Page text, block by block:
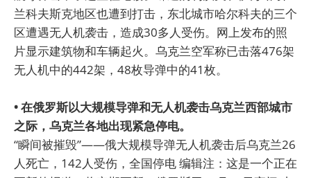
兰科夫斯克地区也遭到打击，东北城市哈尔科夫的三个
区遭遇无人机袭击，造成30多人受伤。网上发布的照
片显示建筑物和车辆起火。乌克兰空军称已击落476架
无人机中的442架，48枚导弹中的41枚。
• 在俄罗斯以大规模导弹和无人机袭击乌克兰西部城市
之际，乌克兰各地出现紧急停电。
“瞬间被摧毁”——俄大规模导弹无人机袭击后乌克兰26
人死亡，142人受伤，全国停电 编辑注：这是一个正在